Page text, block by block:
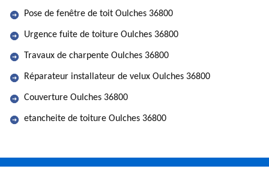
Pose de fenêtre de toit Oulches 36800
Urgence fuite de toiture Oulches 36800
Travaux de charpente Oulches 36800
Réparateur installateur de velux Oulches 36800
Couverture Oulches 36800
etancheite de toiture Oulches 36800